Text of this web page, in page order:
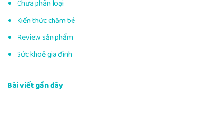
Chưa phân loại
Kiến thức chăm bé
Review sản phẩm
Sức khoẻ gia đình
Bài viết gần đây